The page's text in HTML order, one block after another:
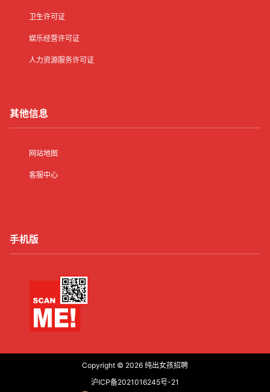
卫生许可证
娱乐经营许可证
人力资源服务许可证
其他信息
网站地图
客服中心
手机版
Copyright © 2026 纯出女孩招聘
沪ICP备2021016245号-21